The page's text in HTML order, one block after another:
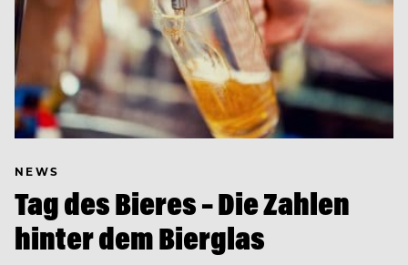
NEWS
Tag des Bieres – Die Zahlen
hinter dem Bierglas